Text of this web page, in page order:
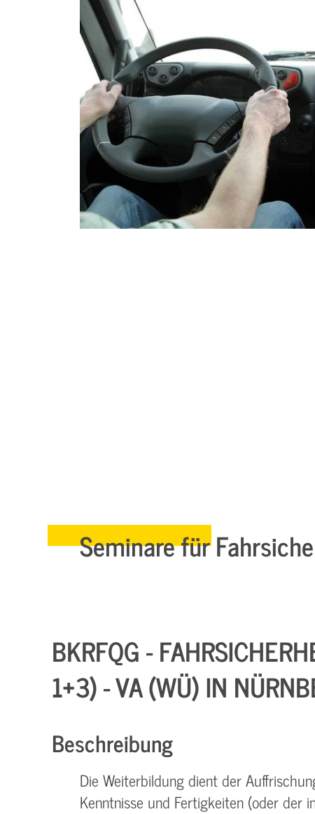
Seminare für
BKRFQG -
1+3) - VA (WÜ) IN
Beschreibung
Die Weiterbildung dient der
Kenntnisse und Fertigkeiten (oder der